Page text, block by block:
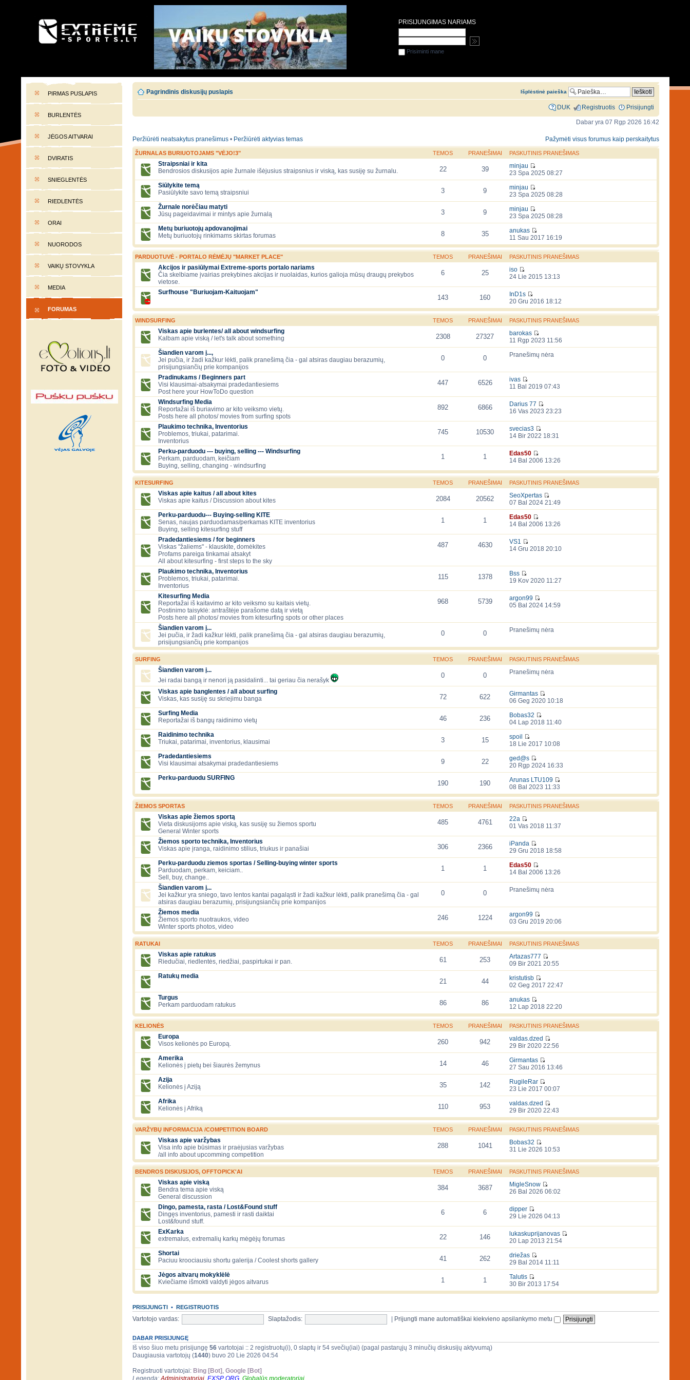
EXTREME-SPORTS.LT
PIRMAS PUSLAPIS
BURLENTĖS
JĖGOS AITVARAI
DVIRATIS
SNIEGLENTĖS
RIEDLENTĖS
ORAI
NUORODOS
VAIKŲ STOVYKLA
MEDIA
FORUMAS
Pagrindinis diskusijų puslapis Išplėstinė paieška
DUK Registruotis Prisijungti
Dabar yra 07 Rgp 2026 16:42
Peržiūrėti neatsakytus pranešimus • Peržiūrėti aktyvias temas Pažymėti visus forumus kaip perskaitytus
ŽURNALAS BURIUOTOJAMS "VĖJO!3" TEMOS PRANEŠIMAI PASKUTINIS PRANEŠIMAS
Straipsniai ir kita
Bendrosios diskusijos apie žurnale išėjusius straipsnius ir viską, kas susiję su žurnalu.
22 39
minjau
23 Spa 2025 08:27
Siūlykite temą
Pasiūlykite savo temą straipsniui
3 9
minjau
23 Spa 2025 08:28
Žurnale norėčiau matyti
Jūsų pageidavimai ir mintys apie žurnalą
3 9
minjau
23 Spa 2025 08:28
Metų buriuotojų apdovanojimai
Metų buriuotojų rinkimams skirtas forumas
8 35
anukas
11 Sau 2017 16:19
PARDUOTUVĖ - PORTALO RĖMĖJŲ "MARKET PLACE" TEMOS PRANEŠIMAI PASKUTINIS PRANEŠIMAS
Akcijos ir pasiūlymai Extreme-sports portalo nariams
Čia skelbiame įvairias prekybines akcijas ir nuolaidas, kurios galioja mūsų draugų prekybos
vietose.
6 25
iso
24 Lie 2015 13:13
Surfhouse "Buriuojam-Kaituojam"
143 160
InD1s
20 Gru 2016 18:12
WINDSURFING TEMOS PRANEŠIMAI PASKUTINIS PRANEŠIMAS
Viskas apie burlentes/ all about windsurfing
Kalbam apie viską / let's talk about something
2308 27327
barokas
11 Rgp 2023 11:56
Šiandien varom į...,
Jei pučia, ir žadi kažkur lėkti, palik pranešimą čia - gal atsiras daugiau berazumių,
prisijungsiančių prie kompanijos
0 0 Pranešimų nėra
Pradinukams / Beginners part
Visi klausimai-atsakymai pradedantiesiems
Post here your HowToDo question
447 6526
ivas
11 Bal 2019 07:43
Windsurfing Media
Reportažai iš buriavimo ar kito veiksmo vietų.
Posts here all photos/ movies from surfing spots
892 6866
Darius 77
16 Vas 2023 23:23
Plaukimo technika, Inventorius
Problemos, triukai, patarimai.
Inventorius
745 10530
svecias3
14 Bir 2022 18:31
Perku-parduodu --- buying, selling --- Windsurfing
Perkam, parduodam, keičiam
Buying, selling, changing - windsurfing
1 1
Edas50
14 Bal 2006 13:26
KITESURFING TEMOS PRANEŠIMAI PASKUTINIS PRANEŠIMAS
Viskas apie kaitus / all about kites
Viskas apie kaitus / Discussion about kites
2084 20562
SeoXpertas
07 Bal 2024 21:49
Perku-parduodu--- Buying-selling KITE
Senas, naujas parduodamas/perkamas KITE inventorius
Buying, selling kitesurfing stuff
1 1
Edas50
14 Bal 2006 13:26
Pradedantiesiems / for beginners
Viskas "žaliems" - klauskite, domėkites
Profams pareiga tinkamai atsakyt
All about kitesurfing - first steps to the sky
487 4630
VS1
14 Gru 2018 20:10
Plaukimo technika, Inventorius
Problemos, triukai, patarimai.
Inventorius
115 1378
Bss
19 Kov 2020 11:27
Kitesurfing Media
Reportažai iš kaitavimo ar kito veiksmo su kaitais vietų.
Postinimo taisyklė: antraštėje parašome datą ir vietą
Posts here all photos/ movies from kitesurfing spots or other places
968 5739
argon99
05 Bal 2024 14:59
Šiandien varom į...
Jei pučia, ir žadi kažkur lėkti, palik pranešimą čia - gal atsiras daugiau berazumių,
prisijungsiančių prie kompanijos
0 0 Pranešimų nėra
SURFING TEMOS PRANEŠIMAI PASKUTINIS PRANEŠIMAS
Šiandien varom į...
Jei radai bangą ir nenori ją pasidalinti... tai geriau čia nerašyk
0 0 Pranešimų nėra
Viskas apie banglentes / all about surfing
Viskas, kas susiję su skriejimu banga
72 622
Girmantas
06 Geg 2020 10:18
Surfing Media
Reportažai iš bangų raidinimo vietų
46 236
Bobas32
04 Lap 2018 11:40
Raidinimo technika
Triukai, patarimai, inventorius, klausimai
3 15
spoil
18 Lie 2017 10:08
Pradedantiesiems
Visi klausimai atsakymai pradedantiesiems
9 22
ged@s
20 Rgp 2024 16:33
Perku-parduodu SURFING
190 190
Arunas LTU109
08 Bal 2023 11:33
ŽIEMOS SPORTAS TEMOS PRANEŠIMAI PASKUTINIS PRANEŠIMAS
Viskas apie žiemos sportą
Vieta diskusijoms apie viską, kas susiję su žiemos sportu
General Winter sports
485 4761
22a
01 Vas 2018 11:37
Žiemos sporto technika, Inventorius
Viskas apie įranga, raidinimo stilius, triukus ir panašiai
306 2366
iPanda
29 Gru 2018 18:58
Perku-parduodu ziemos sportas / Selling-buying winter sports
Parduodam, perkam, keiciam..
Sell, buy, change..
1 1
Edas50
14 Bal 2006 13:26
Šiandien varom į...
Jei kažkur yra sniego, tavo lentos kantai pagaląsti ir žadi kažkur lėkti, palik pranešimą čia - gal
atsiras daugiau berazumių, prisijungsiančių prie kompanijos
0 0 Pranešimų nėra
Žiemos media
Žiemos sporto nuotraukos, video
Winter sports photos, video
246 1224
argon99
03 Gru 2019 20:06
RATUKAI TEMOS PRANEŠIMAI PASKUTINIS PRANEŠIMAS
Viskas apie ratukus
Riedučiai, riedlentės, riedžiai, paspirtukai ir pan.
61 253
Artazas777
09 Bir 2021 20:55
Ratukų media
21 44
kristutisb
02 Geg 2017 22:47
Turgus
Perkam parduodam ratukus
86 86
anukas
12 Lap 2018 22:20
KELIONĖS TEMOS PRANEŠIMAI PASKUTINIS PRANEŠIMAS
Europa
Visos kelionės po Europą.
260 942
valdas.dzed
29 Bir 2020 22:56
Amerika
Kelionės į pietų bei šiaurės žemynus
14 46
Girmantas
27 Sau 2016 13:46
Azija
Kelionės į Aziją
35 142
RugileRar
23 Lie 2017 00:07
Afrika
Kelionės į Afriką
110 953
valdas.dzed
29 Bir 2020 22:43
VARŽYBŲ INFORMACIJA /COMPETITION BOARD TEMOS PRANEŠIMAI PASKUTINIS PRANEŠIMAS
Viskas apie varžybas
Visa info apie būsimas ir praėjusias varžybas
/all info about upcomming competition
288 1041
Bobas32
31 Lie 2026 10:53
BENDROS DISKUSIJOS, OFFTOPICK'AI TEMOS PRANEŠIMAI PASKUTINIS PRANEŠIMAS
Viskas apie viską
Bendra tema apie viską
General discussion
384 3687
MigleSnow
26 Bal 2026 06:02
Dingo, pamesta, rasta / Lost&Found stuff
Dingęs inventorius, pamesti ir rasti daiktai
Lost&found stuff.
6 6
dipper
29 Lie 2026 04:13
ExKarka
extremalus, extremalių karkų mėgėjų forumas
22 146
lukaskuprijanovas
20 Lap 2013 21:54
Shortai
Paciuu kroociausiu shortu galerija / Coolest shorts gallery
41 262
driežas
29 Bal 2014 11:11
Jėgos aitvarų mokyklėlė
Kviečiame išmokti valdyti jėgos aitvarus
1 1
Talutis
30 Bir 2013 17:54
PRISIJUNGTI • REGISTRUOTIS
Vartotojo vardas: Slaptažodis: Prijungti mane automatiškai kiekvieno apsilankymo metu
DABAR PRISIJUNGĘ
Iš viso šiuo metu prisijungę 56 vartotojai :: 2 registruotų(i), 0 slaptų ir 54 svečių(iai) (pagal pastarųjų 3 minučių diskusijų aktyvumą)
Daugiausia vartotojų (1440) buvo 20 Lie 2026 04:54
Registruoti vartotojai: Bing [Bot] , Google [Bot]
Legenda: Administratoriai EXSP ORG Globalūs moderatoriai
PRISIJUNGIMAS NARIAMS
Prisiminti mane